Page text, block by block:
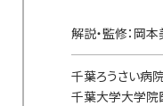
解説・監修：岡
千葉ろうさい
千葉大学大学院